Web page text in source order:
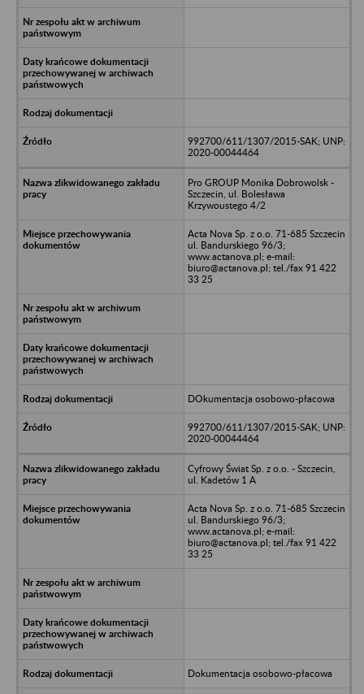
992700/611/1307/2015-SAK; UNP:
2020-00044464
Pro GROUP Monika Dobrowolsk -
Szczecin, ul. Bolesława
Krzywoustego 4/2
Acta Nova Sp. z o.o. 71-685 Szczecin
ul. Bandurskiego 96/3;
www.actanova.pl; e-mail:
biuro@actanova.pl; tel./fax 91 422
33 25
DOkumentacja osobowo-płacowa
992700/611/1307/2015-SAK; UNP:
2020-00044464
Cyfrowy Świat Sp. z o.o. - Szczecin,
ul. Kadetów 1 A
Acta Nova Sp. z o.o. 71-685 Szczecin
ul. Bandurskiego 96/3;
www.actanova.pl; e-mail:
biuro@actanova.pl; tel./fax 91 422
33 25
Dokumentacja osobowo-płacowa